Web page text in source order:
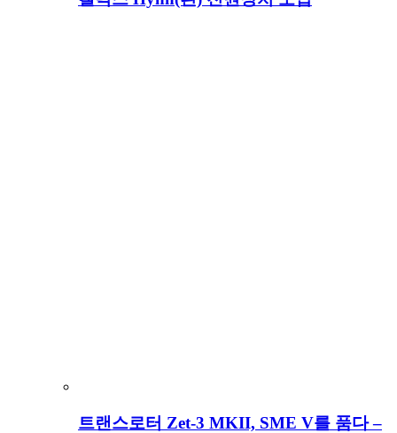
트랜스로터 Zet-3 MKII, SME V를 품다 –